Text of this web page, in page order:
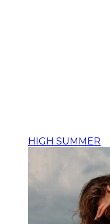
HIGH SUMMER